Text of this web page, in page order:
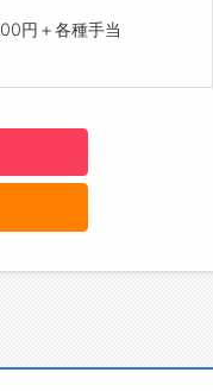
点検
など
の話をするよう心掛け
円＋各種手当